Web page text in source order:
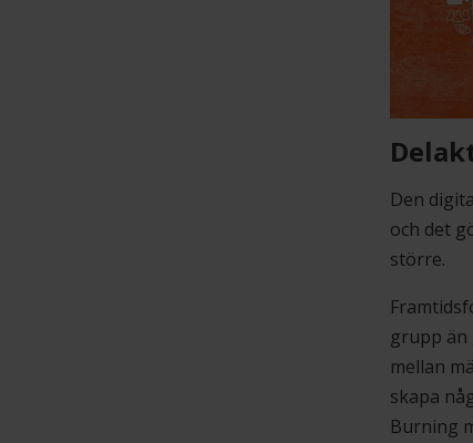
Den
och det
större.
grupp än
mellan
skapa
Burning